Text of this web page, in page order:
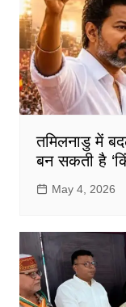
तमिलनाडु में
बन सकती है
May 4, 2026